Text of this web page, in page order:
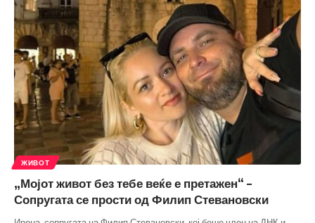
ЖИВОТ
„Мојот живот без тебе веќе е претажен“ –
Сопругата се прости од Филип Стевановски